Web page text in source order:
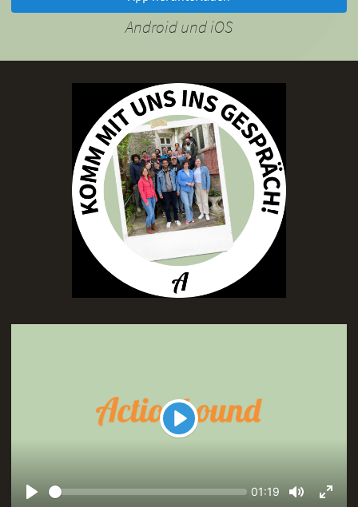
Android und iOS
Play
Seek
Current
01:19